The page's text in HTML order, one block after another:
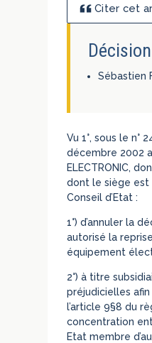
Citer cet
Sébastien
Vu 1°, sous le
décembre 2002
ELECTRONIC,
dont le siège est
Conseil d’Etat :
1°) d’annuler la
autorisé la
équipement
2°) à titre
préjudicielles
l’article 9§8 du
concentration
Etat membre